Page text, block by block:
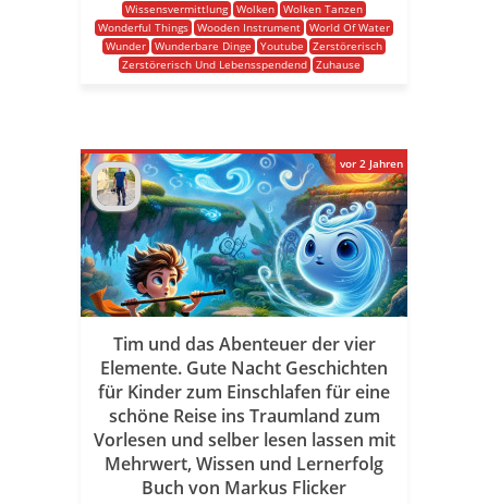
Wissensvermittlung Wolken Wolken Tanzen
Wonderful Things Wooden Instrument World Of Water
Wunder Wunderbare Dinge Youtube
Zerstörerisch
Zerstörerisch Und Lebensspendend Zuhause
Tim und das Abenteuer der vier
Elemente. Gute Nacht Geschichten
für Kinder zum Einschlafen für eine
schöne Reise ins Traumland zum
Vorlesen und selber lesen lassen mit
Mehrwert, Wissen und Lernerfolg
Buch von Markus Flicker
vor 2 Jahren